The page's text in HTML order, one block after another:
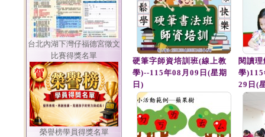
台北內湖下灣仔福德宮徵文
比賽得獎名單
榮譽榜學員得獎名單
硬筆字師資培訓班(線上教
學)--115年08月09日(星期
日)
閱讀
學
29日(